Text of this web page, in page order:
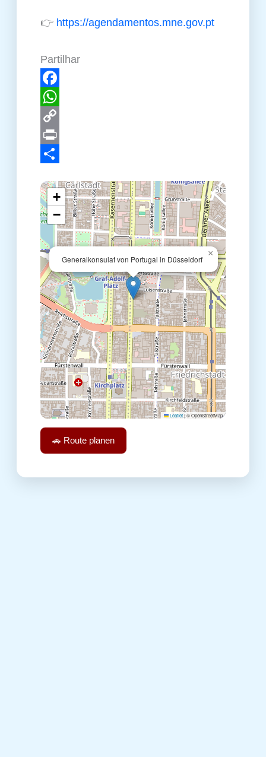
👉 https://agendamentos.mne.gov.pt
Partilhar
Facebook
WhatsApp
Copy
Link
Print
Generalkonsulat von Portugal in Düsseldorf
×
+
−
Leaflet|© OpenStreetMap
🚗 Route planen